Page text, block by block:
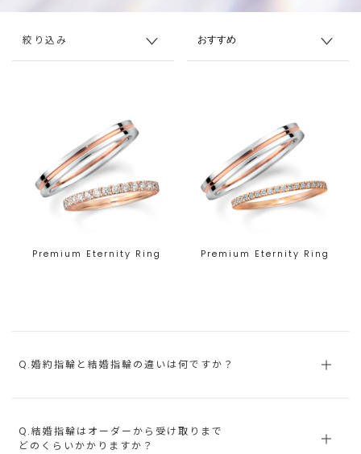
絞り込み
Premium Eternity Ring Premium Eternity Ring
Q.婚約指輪と結婚指輪の違いは何ですか？
Q.結婚指輪はオーダーから受け取りまで
どのくらいかかりますか？